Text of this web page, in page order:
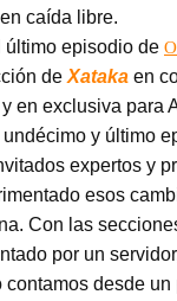
caída libre.
último episodio de
de Xataka en
en exclusiva para
y último
expertos y
esos
Con las
por un
contamos desde un